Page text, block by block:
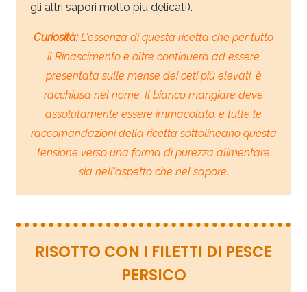
gli altri sapori molto più delicati).
Curiosità:L'essenza di questa ricetta che per tutto
il Rinascimento e oltre continuerà ad essere
presentata sulle mense dei ceti più elevati, è
racchiusa nel nome. Il bianco mangiare deve
assolutamente essere immacolato, e tutte le
raccomandazioni della ricetta sottolineano questa
tensione verso una forma di purezza alimentare
sia nell'aspetto che nel sapore.
RISOTTO CON I FILETTI DI PESCE
PERSICO